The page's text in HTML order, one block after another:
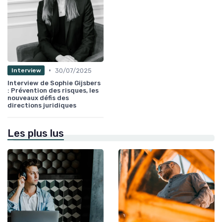
Interview • 30/07/2025
Interview de Sophie Gijsbers
: Prévention des risques, les
nouveaux défis des
directions juridiques
Les plus lus